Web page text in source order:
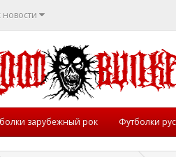
новости
зарубежный рок Футболки